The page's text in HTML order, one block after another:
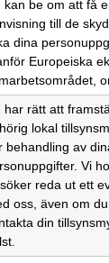
kan be om att få
till de
dina
Europeiska
har rätt att
lokal
behandling av
Vi
reda ut ett
oss, även om
din